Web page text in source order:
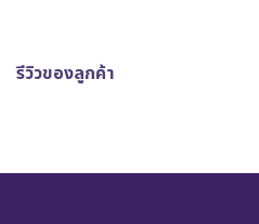
รีวิวของลูกค้า